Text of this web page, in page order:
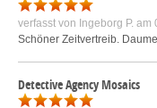
verfasst von Ingeborg P. am
Schöner Zeitvertreib.
Detective Agency Mosaics